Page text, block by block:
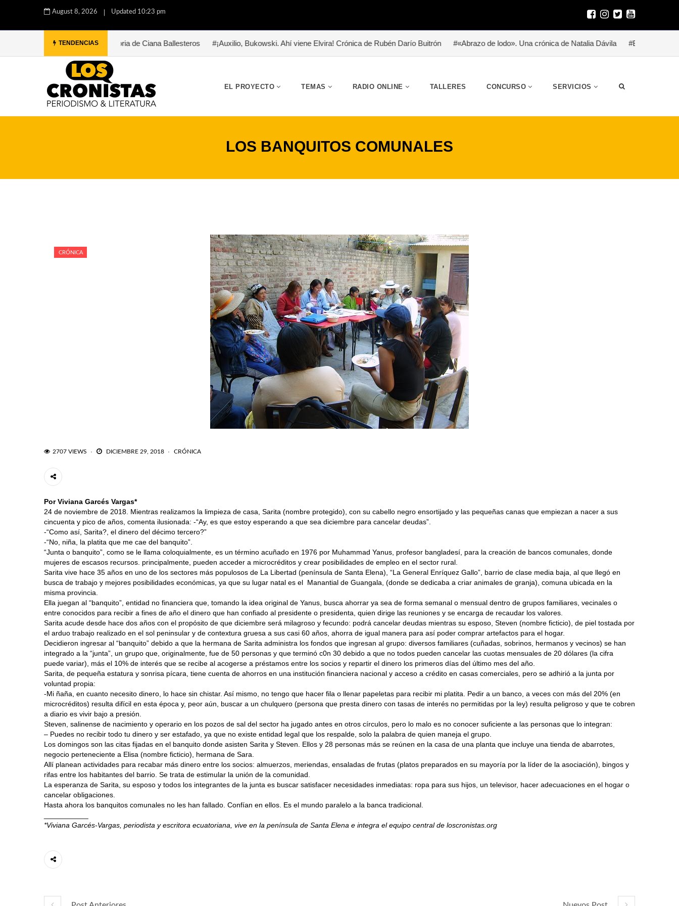
August 8, 2026 Updated 10:23 pm
TENDENCIAS
#Paula. Una historia de Ciana Ballesteros #¡Auxilio, Bukowski. Ahí viene Elvira! Crónica de Rubén Darío Buitrón #«Abrazo de lodo». Una crónica de Natalia Dávila #Besitoterapia para
EL PROYECTO TEMAS RADIO ONLINE TALLERES CONCURSO SERVICIOS
LOS BANQUITOS COMUNALES
CRÓNICA
2707 VIEWS DICIEMBRE 29, 2018 CRÓNICA
Por Viviana Garcés Vargas*
24 de noviembre de 2018. Mientras realizamos la limpieza de casa, Sarita (nombre protegido), con su cabello negro ensortijado y las pequeñas canas que empiezan a nacer a sus
cincuenta y pico de años, comenta ilusionada: -“Ay, es que estoy esperando a que sea diciembre para cancelar deudas”.
-“Como así, Sarita?, el dinero del décimo tercero?”
-“No, niña, la platita que me cae del banquito”.
“Junta o banquito”, como se le llama coloquialmente, es un término acuñado en 1976 por Muhammad Yanus, profesor bangladesí, para la creación de bancos comunales, donde
mujeres de escasos recursos. principalmente, pueden acceder a microcréditos y crear posibilidades de empleo en el sector rural.
Sarita vive hace 35 años en uno de los sectores más populosos de La Libertad (península de Santa Elena), “La General Enríquez Gallo”, barrio de clase media baja, al que llegó en
busca de trabajo y mejores posibilidades económicas, ya que su lugar natal es el Manantial de Guangala, (donde se dedicaba a criar animales de granja), comuna ubicada en la
misma provincia.
Ella juegan al “banquito”, entidad no financiera que, tomando la idea original de Yanus, busca ahorrar ya sea de forma semanal o mensual dentro de grupos familiares, vecinales o
entre conocidos para recibir a fines de año el dinero que han confiado al presidente o presidenta, quien dirige las reuniones y se encarga de recaudar los valores.
Sarita acude desde hace dos años con el propósito de que diciembre será milagroso y fecundo: podrá cancelar deudas mientras su esposo, Steven (nombre ficticio), de piel tostada por
el arduo trabajo realizado en el sol peninsular y de contextura gruesa a sus casi 60 años, ahorra de igual manera para así poder comprar artefactos para el hogar.
Decidieron ingresar al “banquito” debido a que la hermana de Sarita administra los fondos que ingresan al grupo: diversos familiares (cuñadas, sobrinos, hermanos y vecinos) se han
integrado a la “junta”, un grupo que, originalmente, fue de 50 personas y que terminó c0n 30 debido a que no todos pueden cancelar las cuotas mensuales de 20 dólares (la cifra
puede variar), más el 10% de interés que se recibe al acogerse a préstamos entre los socios y repartir el dinero los primeros días del último mes del año.
Sarita, de pequeña estatura y sonrisa pícara, tiene cuenta de ahorros en una institución financiera nacional y acceso a crédito en casas comerciales, pero se adhirió a la junta por
voluntad propia:
-Mi ñaña, en cuanto necesito dinero, lo hace sin chistar. Así mismo, no tengo que hacer fila o llenar papeletas para recibir mi platita. Pedir a un banco, a veces con más del 20% (en
microcréditos) resulta difícil en esta época y, peor aún, buscar a un chulquero (persona que presta dinero con tasas de interés no permitidas por la ley) resulta peligroso y que te cobren
a diario es vivir bajo a presión.
Steven, salinense de nacimiento y operario en los pozos de sal del sector ha jugado antes en otros círculos, pero lo malo es no conocer suficiente a las personas que lo integran:
– Puedes no recibir todo tu dinero y ser estafado, ya que no existe entidad legal que los respalde, solo la palabra de quien maneja el grupo.
Los domingos son las citas fijadas en el banquito donde asisten Sarita y Steven. Ellos y 28 personas más se reúnen en la casa de una planta que incluye una tienda de abarrotes,
negocio perteneciente a Elisa (nombre ficticio), hermana de Sara.
Allí planean actividades para recabar más dinero entre los socios: almuerzos, meriendas, ensaladas de frutas (platos preparados en su mayoría por la líder de la asociación), bingos y
rifas entre los habitantes del barrio. Se trata de estimular la unión de la comunidad.
La esperanza de Sarita, su esposo y todos los integrantes de la junta es buscar satisfacer necesidades inmediatas: ropa para sus hijos, un televisor, hacer adecuaciones en el hogar o
cancelar obligaciones.
Hasta ahora los banquitos comunales no les han fallado. Confían en ellos. Es el mundo paralelo a la banca tradicional.
*Viviana Garcés-Vargas, periodista y escritora ecuatoriana, vive en la península de Santa Elena e integra el equipo central de loscronistas.org